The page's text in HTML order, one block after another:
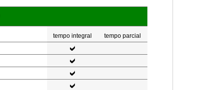
tempo integral tempo parcial